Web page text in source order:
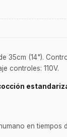
35cm (14").
controles: 110V.
en tiempos